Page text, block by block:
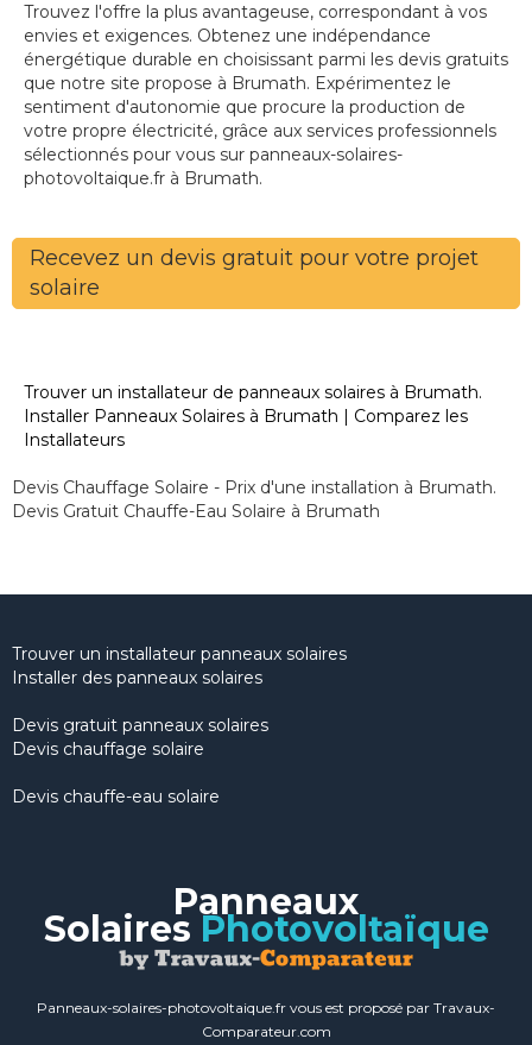
Trouvez l'offre la plus avantageuse, correspondant à vos
envies et exigences. Obtenez une indépendance
énergétique durable en choisissant parmi les devis gratuits
que notre site propose à Brumath. Expérimentez le
sentiment d'autonomie que procure la production de
votre propre électricité, grâce aux services professionnels
sélectionnés pour vous sur panneaux-solaires-
photovoltaique.fr à Brumath.
Recevez un devis gratuit pour votre projet
solaire
Trouver un installateur de panneaux solaires à Brumath.
Installer Panneaux Solaires à Brumath | Comparez les
Installateurs
Devis Chauffage Solaire - Prix d'une installation à Brumath.
Devis Gratuit Chauffe-Eau Solaire à Brumath
Trouver un installateur panneaux solaires
Installer des panneaux solaires
Devis gratuit panneaux solaires
Devis chauffage solaire
Devis chauffe-eau solaire
Panneaux
Solaires Photovoltaïque
Panneaux-solaires-photovoltaique.fr vous est proposé par Travaux-
Comparateur.com